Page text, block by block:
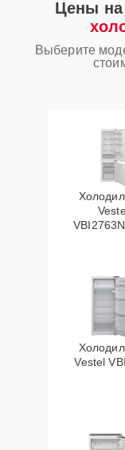
Цены на
Выберите
Vestel